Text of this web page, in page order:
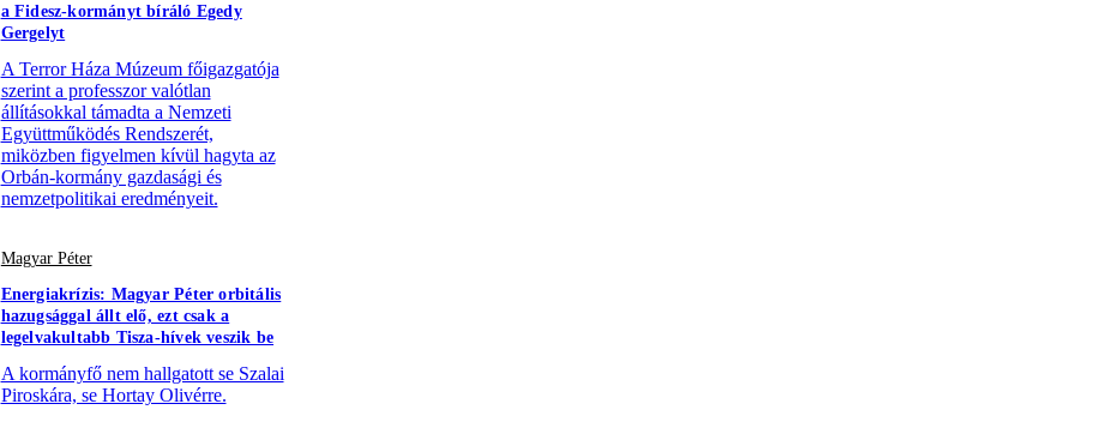
a Fidesz-kormányt bíráló Egedy
Gergelyt
A Terror Háza Múzeum főigazgatója
szerint a professzor valótlan
állításokkal támadta a Nemzeti
Együttműködés Rendszerét,
miközben figyelmen kívül hagyta az
Orbán-kormány gazdasági és
nemzetpolitikai eredményeit.
Magyar Péter
Energiakrízis: Magyar Péter orbitális
hazugsággal állt elő, ezt csak a
legelvakultabb Tisza-hívek veszik be
A kormányfő nem hallgatott se Szalai
Piroskára, se Hortay Olivérre.